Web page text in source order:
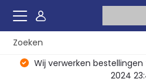
Wij verwerken
2024